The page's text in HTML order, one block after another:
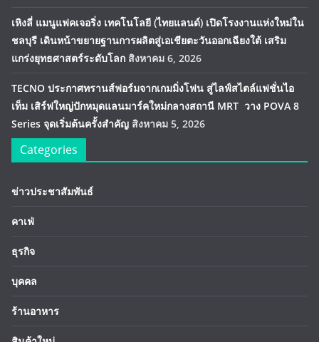
เหิงลี่ แมนูแฟคเจอริ่ง เทคโนโลยี (ไทยแลนด์) เปิดโรงงานแห่งใหม่ใน
ชลบุรี เดินหน้าขยายฐานการผลิตสู่เอเชียตะวันออกเฉียงใต้ เสริม
แกร่งยุทธศาสตร์ระดับโลก สิงหาคม 6, 2026
TECNO ประกาศทรานส์ฟอร์มจากเกมมิ่งโฟน สู่ไลฟ์สไตล์แฟชั่นไอ
เท็ม เสิร์ฟใหญ่ปักหมุดแลนมาร์คใหม่กลางสถานี MRT วาง POVA 8
Series จุดเริ่มต้นครั้งสำคัญ สิงหาคม 5, 2026
Categories
ข่าวประชาสัมพันธ์
คาเฟ่
ธุรกิจ
บุคคล
ร้านอาหาร